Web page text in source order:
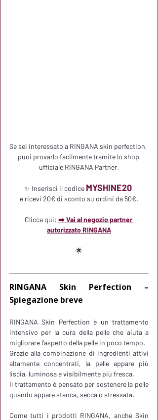
Se sei interessato a RINGANA skin perfection,
puoi provarlo facilmente tramite lo shop
ufficiale RINGANA Partner.
✨ Inserisci il codice MYSHINE20
e ricevi 20€ di sconto su ordini da 50€.
Clicca qui: ➡️ Vai al negozio partner
autorizzato RINGANA
🌟
RINGANA Skin Perfection –
Spiegazione breve
RINGANA Skin Perfection è un trattamento
intensivo per la cura della pelle che aiuta a
migliorare l’aspetto della pelle in poco tempo.
Grazie alla combinazione di ingredienti attivi
altamente concentrati, la pelle appare più
liscia, luminosa e visibilmente più fresca.
Il trattamento è pensato per sostenere la pelle
quando appare stanca, secca o stressata.
Come tutti i prodotti RINGANA, anche Skin